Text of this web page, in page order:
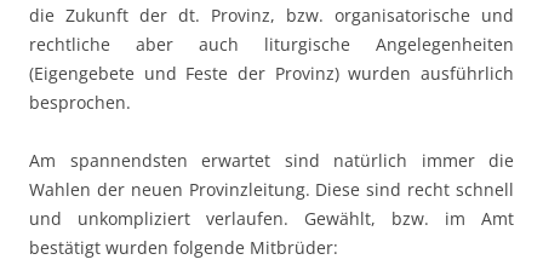
die Zukunft der dt. Provinz, bzw. organisatorische und
rechtliche aber auch liturgische Angelegenheiten
(Eigengebete und Feste der Provinz) wurden ausführlich
besprochen.
Am spannendsten erwartet sind natürlich immer die
Wahlen der neuen Provinzleitung. Diese sind recht schnell
und unkompliziert verlaufen. Gewählt, bzw. im Amt
bestätigt wurden folgende Mitbrüder: